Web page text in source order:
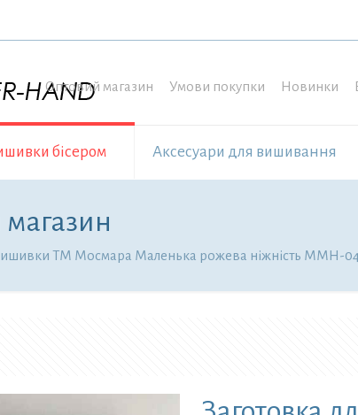
бісером Аксесуари для вишивання
Оптовий магазин Умови покупки Новинки
ТМ Мосмара Маленька рожева ніжність ММН-